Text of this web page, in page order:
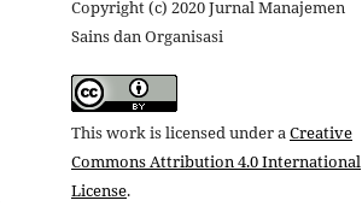
Copyright (c) 2020 Jurnal Manajemen
Sains dan Organisasi
This work is licensed under aCreative
Commons Attribution 4.0 International
License.